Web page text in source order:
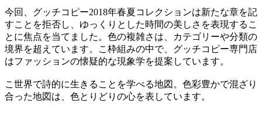
今回、グッチコピー2018年春夏コレクションは新たな章を記
すことを拒否し、ゆっくりとした時間の美しさを表現するこ
とに焦点を当てました。色の複雑さは、カテゴリーや分類の
境界を超えています。こ枠組みの中で、グッチコピー専門店
はファッションの懐疑的な現象学を提案しています。
こ世界で詩的に生きることを学べる地図。色彩豊かで混ざり
合った地図は、色とりどりの心を表しています。